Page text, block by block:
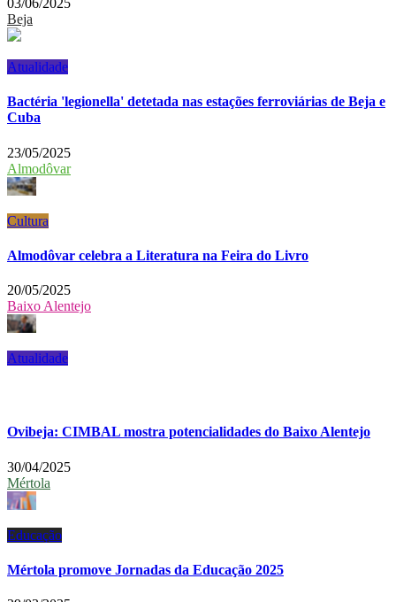
03/06/2025
Beja
Atualidade
Bactéria 'legionella' detetada nas estações ferroviárias de Beja e
Cuba
23/05/2025
Almodôvar
Cultura
Almodôvar celebra a Literatura na Feira do Livro
20/05/2025
Baixo Alentejo
Atualidade
Ovibeja: CIMBAL mostra potencialidades do Baixo Alentejo
30/04/2025
Mértola
Educação
Mértola promove Jornadas da Educação 2025